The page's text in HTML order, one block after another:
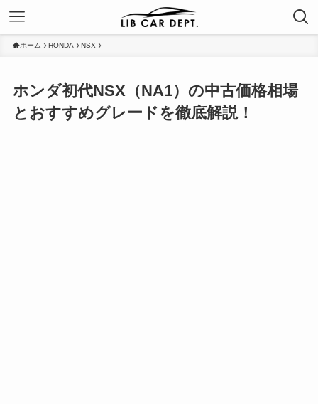
ホーム HONDA NSX
ホンダ初代NSX（NA1）の中古価格相場
とおすすめグレードを徹底解説！